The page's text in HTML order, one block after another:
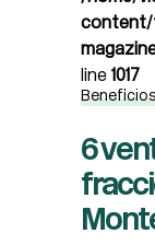
content/
line 1017
6